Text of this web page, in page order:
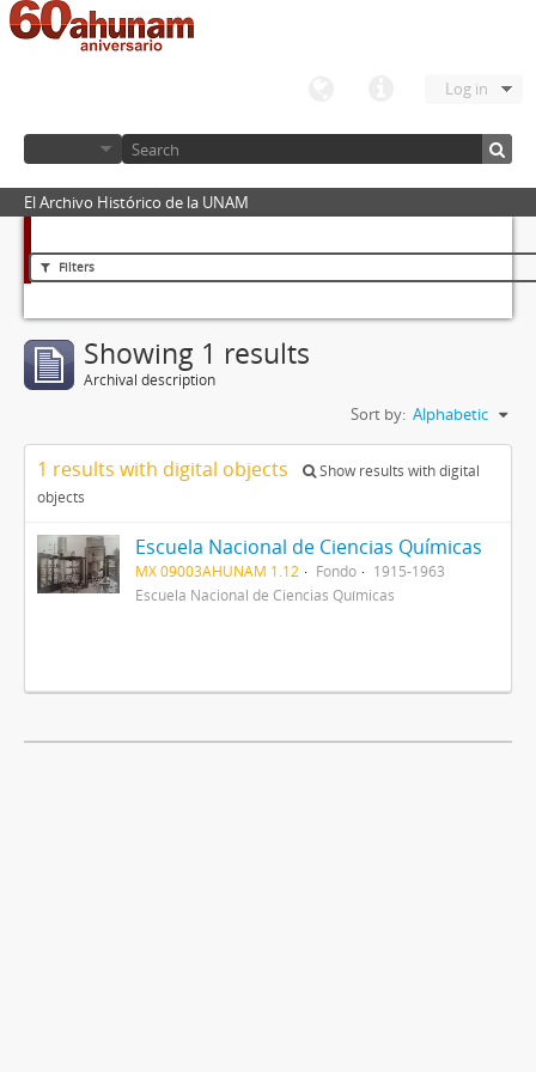
Log in
El Archivo Histórico de la UNAM
Filters
Showing 1 results
Archival description
Sort by: Alphabetic
1 results with digital objects
Show results with digital
objects
Escuela Nacional de Ciencias Químicas
MX 09003AHUNAM 1.12 Fondo
1915-1963
Escuela Nacional de Ciencias Químicas